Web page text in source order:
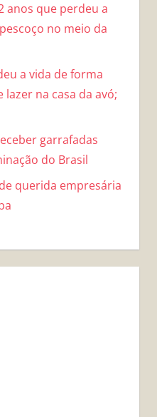
anos que perdeu a
no meio da
a vida de forma
na casa da avó;
garrafadas
do Brasil
querida empresária